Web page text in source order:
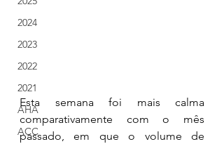
2024
2023
2022
2021
AHA
ACC
Esta semana foi mais calma
comparativamente com o mês
passado, em que o volume de